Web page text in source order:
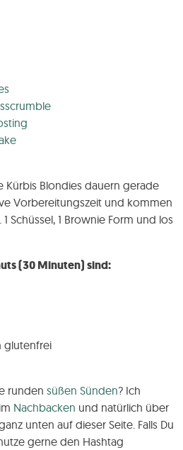
Kürbis Blondies dauern gerade
Vorbereitungszeit und kommen
Schüssel, 1 Brownie Form und los
(30 Minuten) sind:
glutenfrei
runden süßen Sünden? Ich
Nachbacken und natürlich über
unten auf dieser Seite. Falls Du
gerne den Hashtag